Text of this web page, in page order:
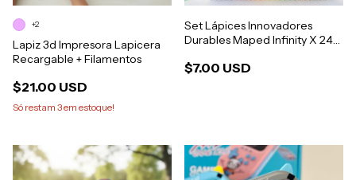
Lapiz 3d Impresora Lapicera
Recargable + Filamentos
$21.00 USD
Só restam 3em estoque!
+2
Set Lápices Innovadores
Durables Maped Infinity X 24
$7.00 USD